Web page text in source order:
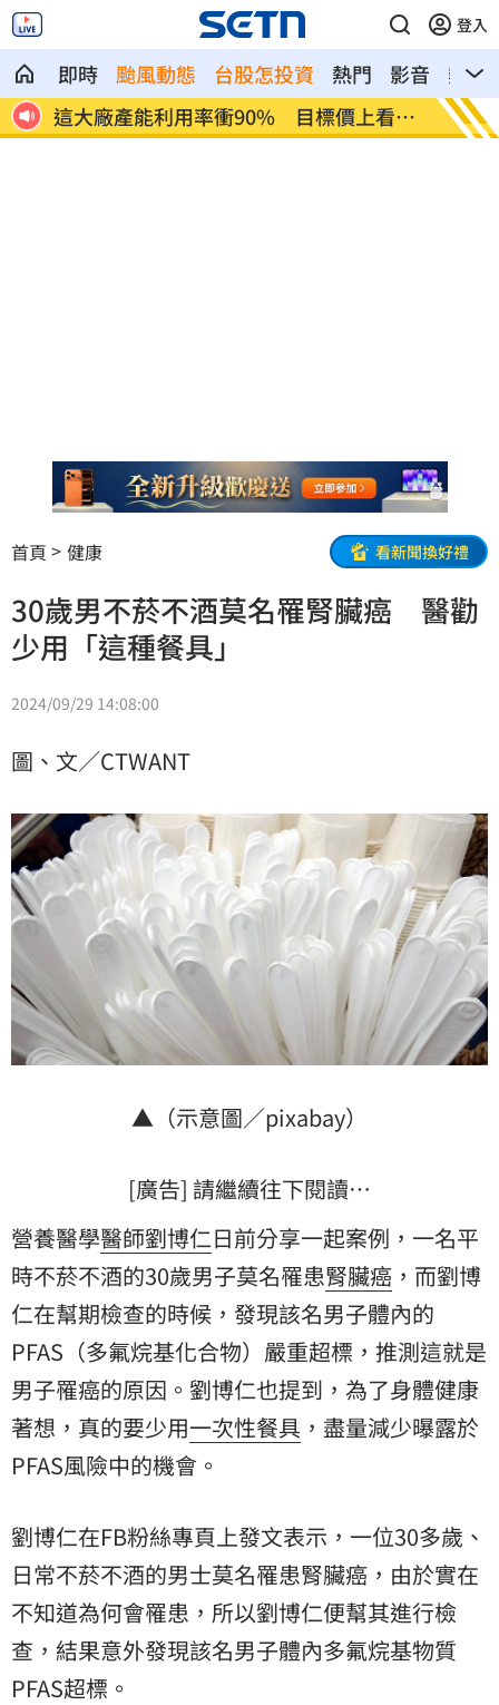
登入
即時 颱風動態 台股怎投資 熱門 影音
熱搜
孝
這大廠產能利用率衝90% 目標價上看
220元
埃及
首頁 健康 看新聞換好禮
30歲男不菸不酒莫名罹腎臟癌 醫勸
少用「這種餐具」
2024/09/29 14:08:00
圖、文／CTWANT
▲（示意圖／pixabay）
[廣告] 請繼續往下閱讀…
營養醫學醫師劉博仁日前分享一起案例，一名平
時不菸不酒的30歲男子莫名罹患腎臟癌 ，而劉博
仁在幫期檢查的時候，發現該名男子體內的
PFAS（多氟烷基化合物）嚴重超標，推測這就是
男子罹癌的原因。劉博仁也提到，為了身體健康
著想，真的要少用一次性餐具 ，盡量減少曝露於
PFAS風險中的機會。
劉博仁在FB粉絲專頁上發文表示，一位30多歲、
日常不菸不酒的男士莫名罹患腎臟癌，由於實在
不知道為何會罹患，所以劉博仁便幫其進行檢
查，結果意外發現該名男子體內多氟烷基物質
PFAS超標。